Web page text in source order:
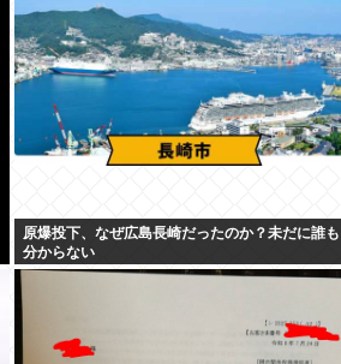
原爆投下、なぜ広島長崎だったのか？未だに誰も
分からない